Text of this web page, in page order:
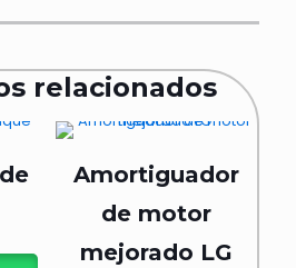
relacionados
Amortiguador
de motor
mejorado LG